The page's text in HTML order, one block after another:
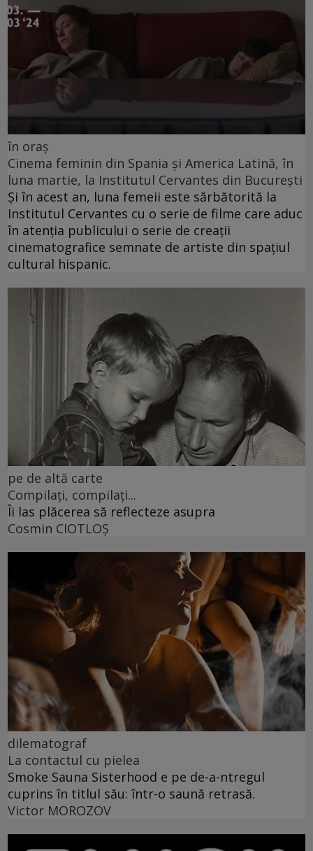
în oraș
Cinema feminin din Spania și America Latină, în
luna martie, la Institutul Cervantes din București
Și în acest an, luna femeii este sărbătorită la
Institutul Cervantes cu o serie de filme care aduc
în atenția publicului o serie de creații
cinematografice semnate de artiste din spațiul
cultural hispanic.
pe de altă carte
Compilați, compilați...
Îi las plăcerea să reflecteze asupra
Cosmin CIOTLOŞ
dilematograf
La contactul cu pielea
Smoke Sauna Sisterhood e pe de-a-ntregul
cuprins în titlul său: într-o saună retrasă.
Victor MOROZOV